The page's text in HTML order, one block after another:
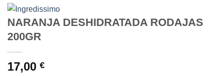
NARANJA DESHIDRATADA RODAJAS
200GR
17,00 €